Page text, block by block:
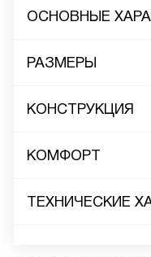
ОСНОВНЫЕ
РАЗМЕРЫ
КОНСТРУКЦИЯ
КОМФОРТ
ТЕХНИЧЕСКИЕ